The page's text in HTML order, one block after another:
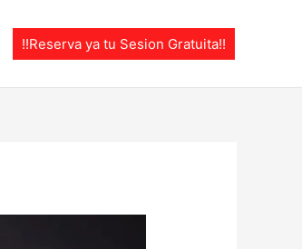
!!Reserva ya tu Sesion Gratuita!!